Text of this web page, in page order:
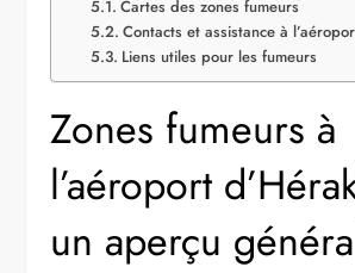
Cartes des zones fumeurs
Contacts et assistance à
Liens utiles pour les fumeurs
Zones fumeurs à
l’aéroport
un aperçu